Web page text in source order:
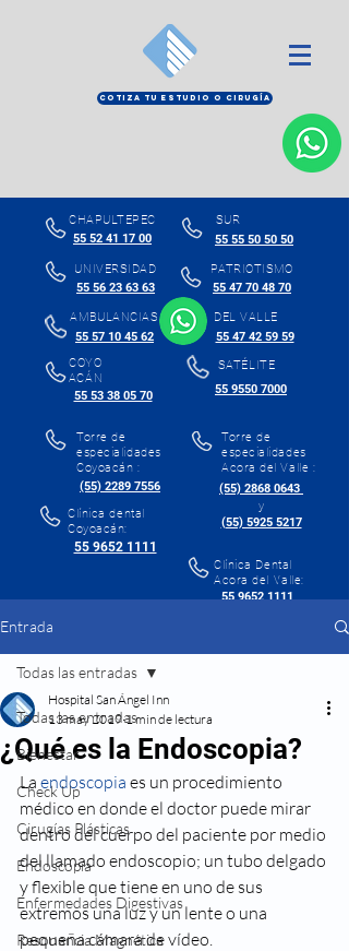
COTIZA TU ESTUDIO O CIRUGÍA
CHAPULTEPEC
55 52 41 17 00
SUR
55 55 50 50 50
UNIVERSIDAD
55 56 23 63 63
55 47 70 48 70
PATRIOTISMO
AMBULANCIAS
55 57 10 45 62
DEL VALLE
55 47 42 59 59
COYO
ACÁN
55 53 38 05 70
SATÉLITE
55 9550 7000
Torre de
especialidades
Coyoacán :
(55) 2289 7556
Clínica dental
Coyoacán:
55 9652 1111
Torre de
especialidades
Acora del Valle :
(55) 2868 0643
y
(55) 5925 5217
Clínica Dental
Acora del Valle:
55 9652 1111
Entrada
Todas las entradas
Bienestar
Check Up
Cirugías Plásticas
Endoscopía
Enfermedades Digestivas
Resonancia Magnética
Todas las entradas
¿Qué es la Endoscopia?
Hospital San Ángel Inn
13 may 2019 1 min de lectura
La endoscopia es un procedimiento
médico en donde el doctor puede mirar
dentro del cuerpo del paciente por medio
del llamado endoscopio; un tubo delgado
y flexible que tiene en uno de sus
extremos una luz y un lente o una
pequeña cámara de vídeo.